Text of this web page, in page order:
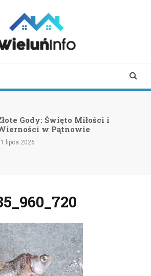
Gody: Święto Miłości i
w Pątnowie
lipca 2026